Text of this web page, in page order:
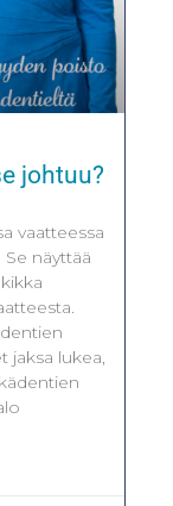
johtuu?
vaatteessa
näyttää
jaksa lukea,